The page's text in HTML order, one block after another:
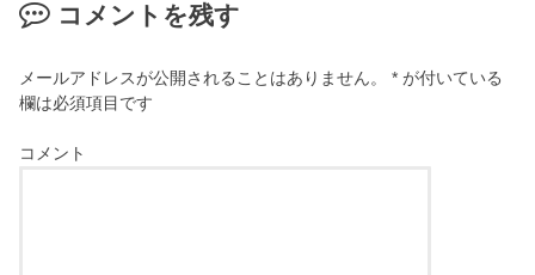
コメントを残す
メールアドレスが公開されることはありません。 * が付いている
欄は必須項目です
コメント